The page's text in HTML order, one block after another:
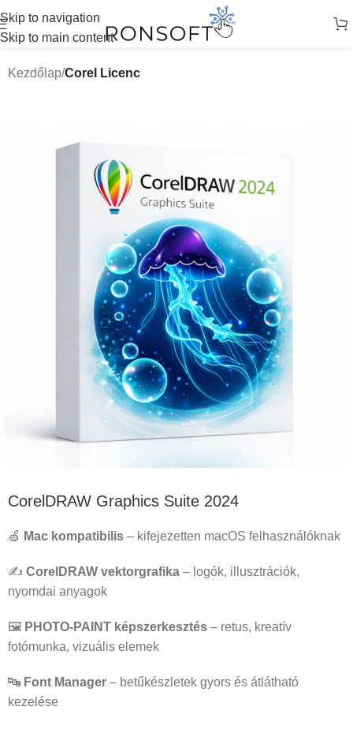
Skip to navigation
Skip to main content
Kezdőlap Corel Licenc
CorelDRAW Graphics Suite 2024
🍏 Mac kompatibilis – kifejezetten macOS felhasználóknak
✍️ CorelDRAW vektorgrafika – logók, illusztrációk,
nyomdai anyagok
🖼️ PHOTO-PAINT képszerkesztés – retus, kreatív
fotómunka, vizuális elemek
🔤 Font Manager – betűkészletek gyors és átlátható
kezelése